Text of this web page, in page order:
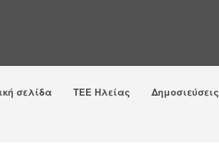
σελίδα ΤΕΕ Ηλείας Δημοσιεύσεις